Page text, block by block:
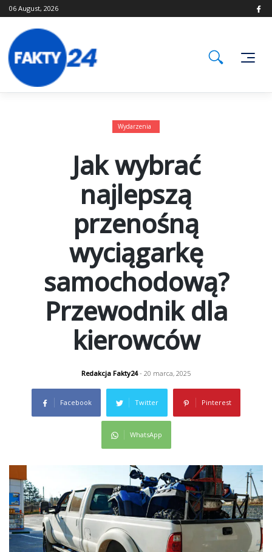
Skip
to
06 August, 2026
Wydarzenia
Jak wybrać
najlepszą
przenośną
wyciągarkę
samochodową?
Przewodnik dla
kierowców
Redakcja Fakty24- 20 marca, 2025
Facebook Twitter Pinterest
WhatsApp